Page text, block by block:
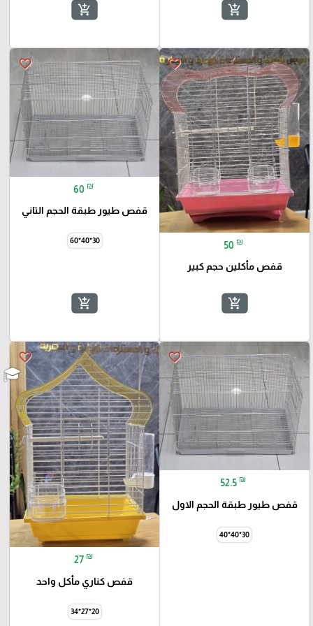
add_shopping_cart
add_shopping_cart
favorite_border
50 ₪
قفص مأكلين حجم كبير
add_shopping_cart
favorite_border
60 ₪
قفص طيور طبقة الحجم التاني
30*40*60
add_shopping_cart
favorite_border
52.5 ₪
قفص طيور طبقة الحجم الاول
30*40*40
favorite_border
27 ₪
قفص كناري مأكل واحد
20*27*34